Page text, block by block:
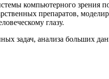
компьютерного зрения
препаратов,
глазу.
задач, анализа больших